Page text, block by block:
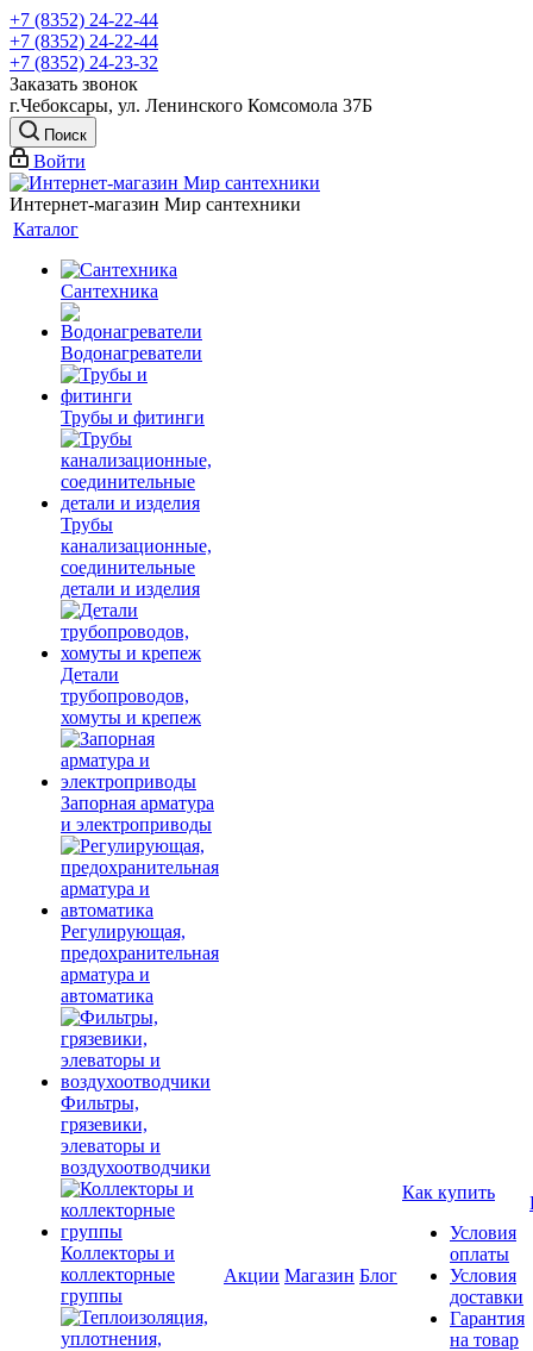
+7 (8352) 24-22-44
+7 (8352) 24-22-44
+7 (8352) 24-23-32
Заказать звонок
г.Чебоксары, ул. Ленинского Комсомола 37Б
Поиск
Войти
Интернет-магазин Мир сантехники
Каталог
Сантехника
Водонагреватели
Трубы и фитинги
Трубы
канализационные,
соединительные
детали и изделия
Детали
трубопроводов,
хомуты и крепеж
Запорная арматура
и электроприводы
Регулирующая,
предохранительная
арматура и
автоматика
Фильтры,
грязевики,
элеваторы и
воздухоотводчики
Коллекторы и
коллекторные
группы
Акции Магазин Блог
Как купить
Условия
оплаты
Условия
доставки
Гарантия
на товар